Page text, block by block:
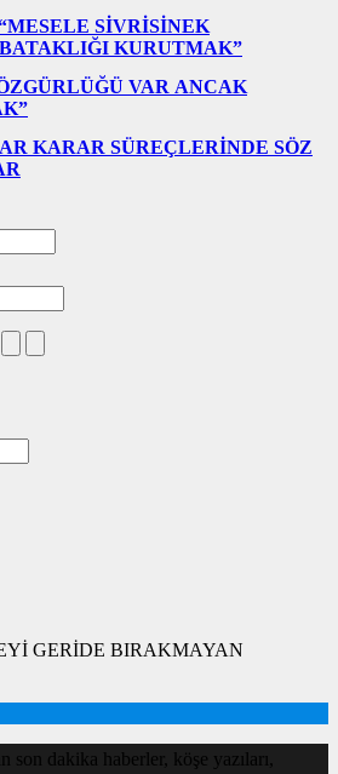
SİVRİSİNEK
KURUTMAK”
VAR ANCAK
KARAR SÜREÇLERİNDE SÖZ
GERİDE BIRAKMAYAN
son dakika haberler, köşe yazıları,